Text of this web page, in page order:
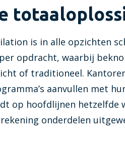
is in alle opzichten
opdracht, waarbij
of traditioneel.
aanvullen met
op hoofdlijnen hetzelfde
onderdelen